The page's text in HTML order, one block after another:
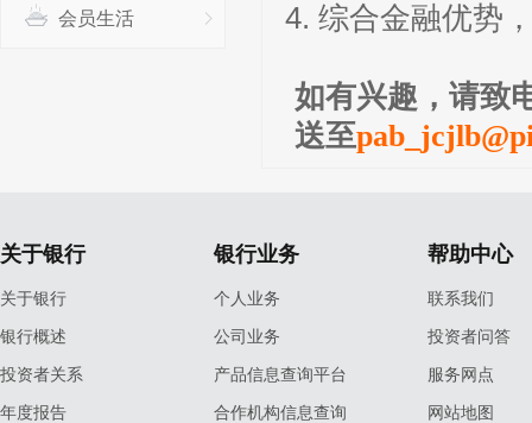
会员生活
综合金融优势
如有兴趣，请致
送至
关于银行
关于银行
银行概述
投资者关系
年度报告
银行业务
个人业务
公司业务
产品信息查询平台
合作机构信息查询
帮助中心
联系我们
投资者问答
服务网点
网站地图